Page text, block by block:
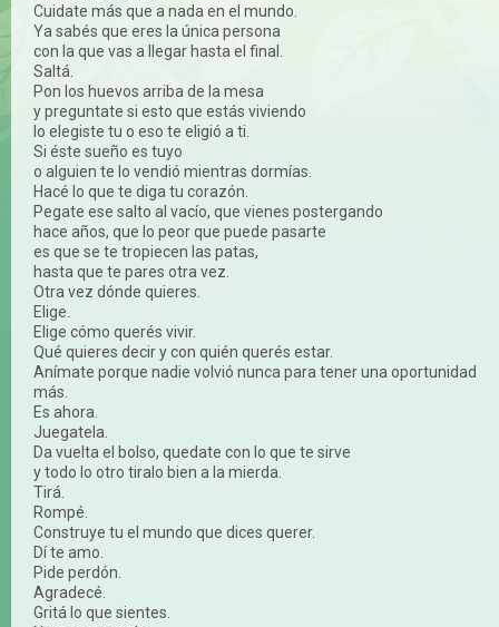
Cuidate más que a nada en el mundo.
Ya sabés que eres la única persona
con la que vas a llegar hasta el final.
Saltá.
Pon los huevos arriba de la mesa
y preguntate si esto que estás viviendo
lo elegiste tu o eso te eligió a ti.
Si éste sueño es tuyo
o alguien te lo vendió mientras dormías.
Hacé lo que te diga tu corazón.
Pegate ese salto al vacío, que vienes postergando
hace años, que lo peor que puede pasarte
es que se te tropiecen las patas,
hasta que te pares otra vez.
Otra vez dónde quieres.
Elige.
Elige cómo querés vivir.
Qué quieres decir y con quién querés estar.
Anímate porque nadie volvió nunca para tener una oportunidad
más.
Es ahora.
Juegatela.
Da vuelta el bolso, quedate con lo que te sirve
y todo lo otro tiralo bien a la mierda.
Tirá.
Rompé.
Construye tu el mundo que dices querer.
Dí te amo.
Pide perdón.
Agradecé.
Gritá lo que sientes.